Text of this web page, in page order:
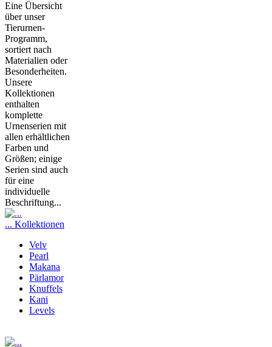
Eine Übersicht
über unser
Tierurnen-
Programm,
sortiert nach
Materialien oder
Besonderheiten.
Unsere
Kollektionen
enthalten
komplette
Urnenserien mit
allen erhältlichen
Farben und
Größen; einige
Serien sind auch
für eine
individuelle
Beschriftung...
... Kollektionen
Velv
Pearl
Makana
Pärlamor
Knuffels
Kani
Levels